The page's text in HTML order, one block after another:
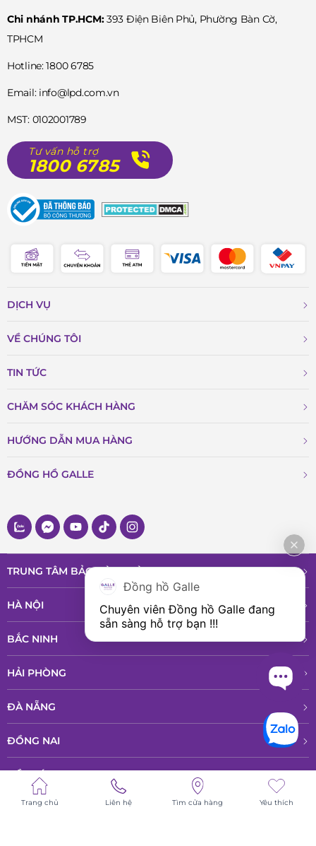
Chi nhánh TP.HCM:393 Điện Biên Phủ, Phường Bàn Cờ,
TPHCM
Hotline: 1800 6785
Email: info@lpd.com.vn
MST: 0102001789
Tư vấn hỗ trợ
1800 6785
DỊCH VỤ
VỀ CHÚNG TÔI
TIN TỨC
CHĂM SÓC KHÁCH HÀNG
HƯỚNG DẪN MUA HÀNG
ĐỒNG HỒ GALLE
TRUNG TÂM BẢO HÀNH VÀ DỊCH VỤ
HÀ NỘI
BẮC NINH
HẢI PHÒNG
ĐÀ NẴNG
ĐỒNG NAI
HỒ CHÍ MINH
© All rights reserved - Bản quyền thuộc về Công ty TNHH Phân phổi sản
Trang chủ Liên hệ Tìm cửa hàng Yêu thích
Đồng hồ Galle
Chuyên viên Đồng hồ Galle đang
sẵn sàng hỗ trợ bạn !!!